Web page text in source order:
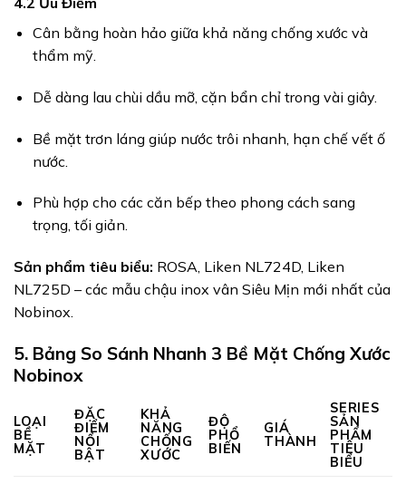
Cân bằng hoàn hảo giữa khả năng chống xước và
thẩm mỹ.
Dễ dàng lau chùi dầu mỡ, cặn bẩn chỉ trong vài giây.
Bề mặt trơn láng giúp nước trôi nhanh, hạn chế vết ố
nước.
Phù hợp cho các căn bếp theo phong cách sang
trọng, tối giản.
Sản phẩm tiêu biểu: ROSA, Liken NL724D, Liken
NL725D – các mẫu chậu inox vân Siêu Mịn mới nhất của
Nobinox.
5. Bảng So Sánh Nhanh 3 Bề Mặt Chống Xước
Nobinox
LOẠI
BỀ
MẶT
ĐẶC
ĐIỂM
NỔI
BẬT
KHẢ
NĂNG
CHỐNG
XƯỚC
ĐỘ
PHỔ
BIẾN
GIÁ
THÀNH
SERIES
SẢN
PHẨM
TIÊU
BIỂU